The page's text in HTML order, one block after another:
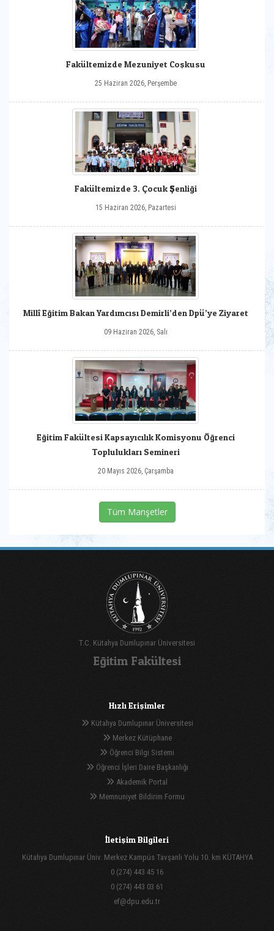
Fakültemizde Mezuniyet Coşkusu
25 Haziran 2026, Perşembe
Fakültemizde 3. Çocuk Şenliği
15 Haziran 2026, Pazartesi
Millî Eğitim Bakan Yardımcısı Demirli’den Dpü’ye Ziyaret
09 Haziran 2026, Salı
Eğitim Fakültesi Kapsayıcılık Komisyonu Öğrenci
Toplulukları Semineri
20 Mayıs 2026, Çarşamba
Tüm Manşetler
T.C. Kütahya Dumlupınar Üniversitesi
Eğitim Fakültesi
Hızlı Erişimler
Kütahya Dumlupınar Üniversitesi
Merkez Kütüphane
Öğrenci Bilgi Sistemi
Öğrenci İşleri Daire Başkanlığı
Akademik Portal
Memnuniyet Bildirim Formu
İletişim Bilgileri
Kütahya Dumlupınar Üniv. Merkez Kampüs Tavşanlı Yolu 10. km KÜTAHYA
0 (274) 443 45 16
0 (274) 443 03 61
ef@dpu.edu.tr